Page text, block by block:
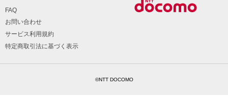
FAQ
お問い合わせ
サービス利用規約
特定商取引法に基づく表示
©NTT DOCOMO